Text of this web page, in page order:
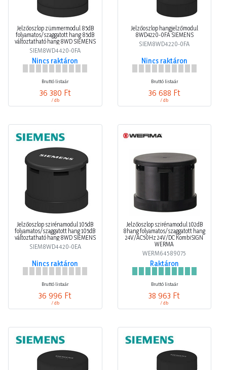
Jelzőoszlop zümmermodul 85dB
folyamatos/szaggatott hang 85dB
változtatható hang 8WD SIEMENS
SIEM8WD4420-0FA
Nincs raktáron
Bruttó listaár
36 380 Ft
/ db
Jelzőoszlop hangjelzőmodul
8WD4220-0FA SIEMENS
SIEM8WD4220-0FA
Nincs raktáron
Bruttó listaár
36 688 Ft
/ db
Jelzőoszlop szirénamodul 105dB
folyamatos/szaggatott hang 105dB
változtatható hang 8WD SIEMENS
SIEM8WD4420-0EA
Nincs raktáron
Bruttó listaár
36 996 Ft
/ db
Jelzőoszlop szirénamodul 102dB
8hang folyamatos/szaggatott hang
24V/AC50Hz 24V/DC KombiSIGN
WERMA
WERM64589075
Raktáron
Bruttó listaár
38 963 Ft
/ db